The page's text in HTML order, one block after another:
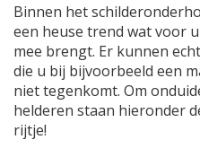
Binnen het
een heuse trend wat voor
mee brengt. Er kunnen
die u bij bijvoorbeeld een
niet tegenkomt. Om
helderen staan hieronder
rijtje!